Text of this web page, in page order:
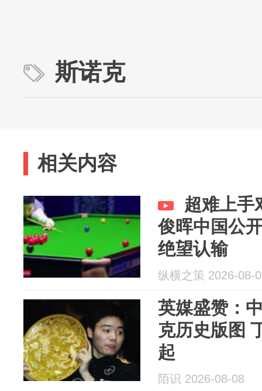
斯诺克
相关内容
超难上手
俊晖中国公
绝望认输
纵横之策 2026-08-
英媒盛赞：
克历史版图
起
陌识 2026-08-08